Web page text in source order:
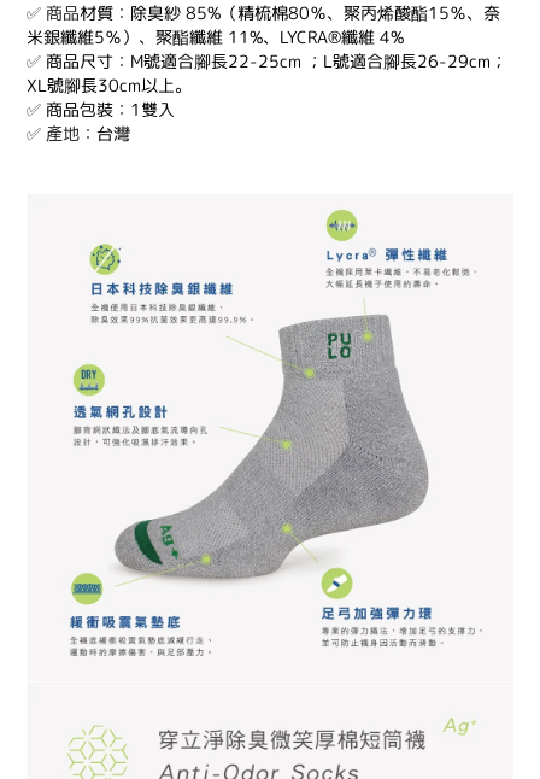
✅ 商品材質：除臭紗 85%（精梳棉80％、聚丙烯酸酯15％、奈
米銀纖維5％）、聚酯纖維 11%、LYCRA®纖維 4%
✅ 商品尺寸：M號適合腳長22-25cm ；L號適合腳長26-29cm；
XL號腳長30cm以上。
✅ 商品包裝：1雙入
✅ 產地 ：台灣